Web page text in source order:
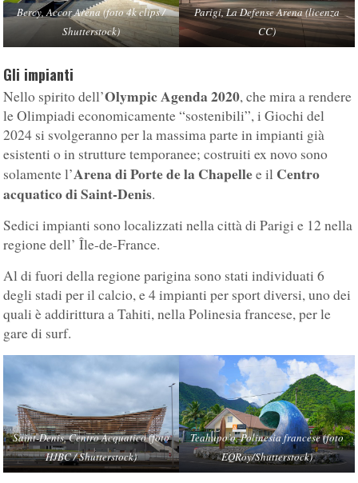
Bercy, Accor Arena (foto 4k clips /
Shutterstock)
Parigi, La Defense Arena (licenza
CC)
Gli impianti
Nello spirito dell’Olympic Agenda 2020, che mira a rendere
le Olimpiadi economicamente “sostenibili”, i Giochi del
2024 si svolgeranno per la massima parte in impianti già
esistenti o in strutture temporanee; costruiti ex novo sono
solamente l’Arena di Porte de la Chapellee il Centro
acquatico di Saint-Denis.
Sedici impianti sono localizzati nella città di Parigi e 12 nella
regione dell’ Île-de-France.
Al di fuori della regione parigina sono stati individuati 6
degli stadi per il calcio, e 4 impianti per sport diversi, uno dei
quali è addirittura a Tahiti, nella Polinesia francese, per le
gare di surf.
Saint-Denis, Centro Acquatico (foto
HJBC / Shutterstock)
Teahupo’o, Polinesia francese (foto
EQRoy/Shutterstock)